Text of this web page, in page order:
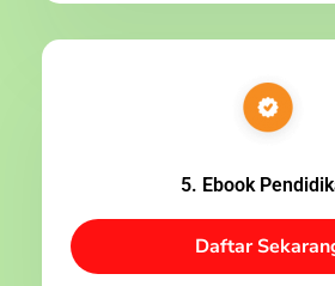
5. Ebook
Daftar